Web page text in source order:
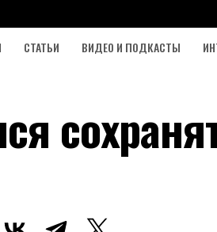
СТАТЬИ ВИДЕО И ПОДКАСТЫ